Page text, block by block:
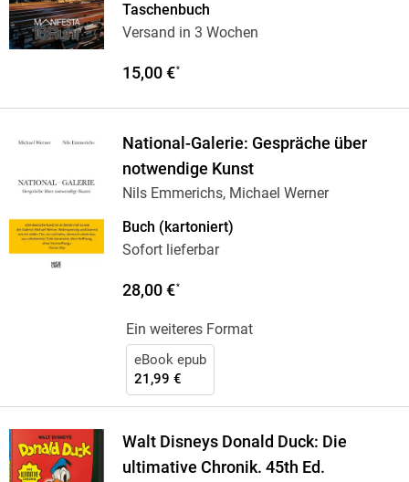
Taschenbuch
Versand in 3 Wochen
15,00 €*
National-Galerie: Gespräche über
notwendige Kunst
Nils Emmerichs, Michael Werner
Buch (kartoniert)
Sofort lieferbar
28,00 €*
Ein weiteres Format
eBook epub
21,99 €
Walt Disneys Donald Duck: Die
ultimative Chronik. 45th Ed.